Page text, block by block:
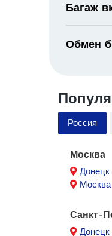
Багаж
Обмен
Россия
Москва
Санкт-